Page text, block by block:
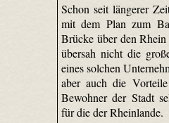
Schon seit längerer
mit dem Plan zum
Brücke über den
übersah nicht die
eines solchen
aber auch die
Bewohner der Stadt
für die der Rheinlande.